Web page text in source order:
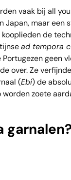
vaak bij all
Japan, maar een
de
ad tempora
geen
over. Ze
(Ebi) de
zoete
garnalen?